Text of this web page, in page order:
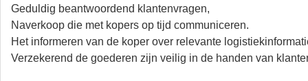
Geduldig beantwoordend klantenvragen,
Naverkoop die met kopers op tijd communiceren.
Het informeren van de koper over relevante
Verzekerend de goederen zijn veilig in de handen van